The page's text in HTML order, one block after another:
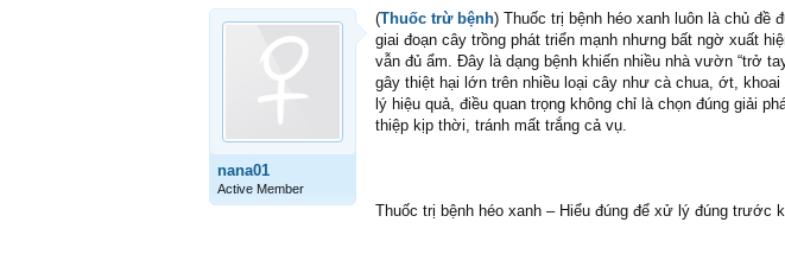
nana01
Active Member
(Thuốc trừ bệnh) Thuốc trị bệnh héo xanh luôn là chủ
giai đoạn cây trồng phát triển mạnh nhưng bất ngờ xuất
vẫn đủ ẩm. Đây là dạng bệnh khiến nhiều nhà vườn “trở
gây thiệt hại lớn trên nhiều loại cây như cà chua, ớt,
lý hiệu quả, điều quan trọng không chỉ là chọn đúng giải
thiệp kịp thời, tránh mất trắng cả vụ.
Thuốc trị bệnh héo xanh – Hiểu đúng để xử lý đúng trước